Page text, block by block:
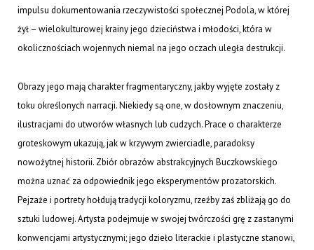
impulsu dokumentowania rzeczywistości społecznej Podola, w której
żył – wielokulturowej krainy jego dzieciństwa i młodości, która w
okolicznościach wojennych niemal na jego oczach uległa destrukcji.
Obrazy jego mają charakter fragmentaryczny, jakby wyjęte zostały z
toku określonych narracji. Niekiedy są one, w dosłownym znaczeniu,
ilustracjami do utworów własnych lub cudzych. Prace o charakterze
groteskowym ukazują, jak w krzywym zwierciadle, paradoksy
nowożytnej historii. Zbiór obrazów abstrakcyjnych Buczkowskiego
można uznać za odpowiednik jego eksperymentów prozatorskich.
Pejzaże i portrety hołdują tradycji koloryzmu, rzeźby zaś zbliżają go do
sztuki ludowej. Artysta podejmuje w swojej twórczości grę z zastanymi
konwencjami artystycznymi; jego dzieło literackie i plastyczne stanowi,